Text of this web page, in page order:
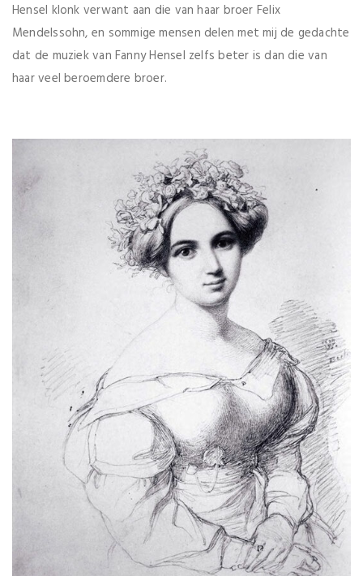
Hensel klonk verwant aan die van haar broer Felix
Mendelssohn, en sommige mensen delen met mij de gedachte
dat de muziek van Fanny Hensel zelfs beter is dan die van
haar veel beroemdere broer.